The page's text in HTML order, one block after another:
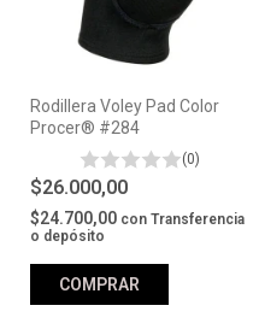
Rodillera Voley Pad Color
Procer® #284
(0)
$26.000,00
$24.700,00 con Transferencia
o depósito
COMPRAR